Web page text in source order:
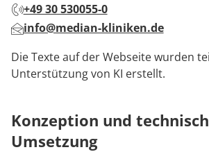
+49 30 530055-0
info@median-kliniken.de
Die Texte auf der Webseite wurden
Unterstützung von KI erstellt.
Konzeption und
Umsetzung